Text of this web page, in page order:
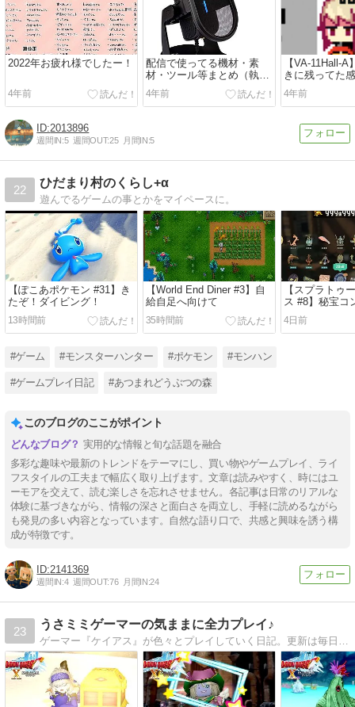
2022年お疲れ様でしたー！
4年前
配信で使ってる機材・素
材・ツール等まとめ（執筆
途中）
4年前
【VA-11Hall-A
きに残ってた
よ
4年前
2013896
週間IN:5 週間OUT:25 月間IN:5
22
ひだまり村のくらし+α
遊んでるゲームの事とかをマイペースに。
【ぽこあポケモン #31】き
たぞ！ダイビング！
13時間前
【World End Diner #3】自
給自足へ向けて
35時間前
【スプラトゥ
ス #8】秘宝コ
4日前
#ゲーム #モンスターハンター #ポケモン #モンハン
#ゲームプレイ日記 #あつまれどうぶつの森
このブログのここがポイント
実用的な情報と旬な話題を融合
多彩な趣味や最新のトレンドをテーマにし、買い物やゲームプレイ、ライ
フスタイルの工夫まで幅広く取り上げます。文章は読みやすく、時にはユ
ーモアを交えて、読む楽しさを忘れさせません。各記事は日常のリアルな
体験に基づきながら、情報の深さと面白さを両立し、手軽に読めるながら
も発見の多い内容となっています。自然な語り口で、共感と興味を誘う構
成が特徴です。
2141369
週間IN:4 週間OUT:76 月間IN:24
23
うさミミゲーマーの気ままに全力プレイ♪